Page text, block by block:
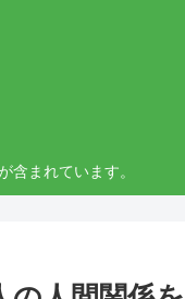
含まれています。